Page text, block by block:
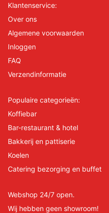
Klantenservice:
Over ons
Algemene voorwaarden
Inloggen
FAQ
Verzendinformatie
Populaire categorieën:
Koffiebar
Bar-restaurant & hotel
Bakkerij en pattiserie
Koelen
Catering bezorging en buffet
Webshop 24/7 open.
Wij hebben geen showroom!